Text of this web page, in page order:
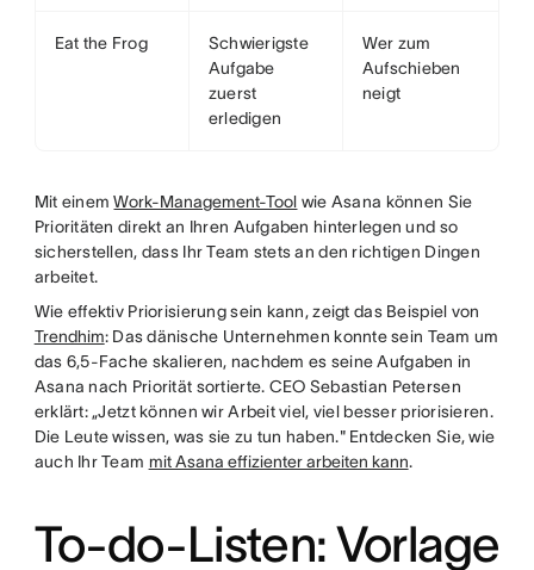
Eat the Frog
Schwierigste
Aufgabe
zuerst
erledigen
Wer zum
Aufschieben
neigt
Mit einemWork-Management-Tool wie Asana können Sie
Prioritäten direkt an Ihren Aufgaben hinterlegen und so
sicherstellen, dass Ihr Team stets an den richtigen Dingen
arbeitet.
Wie effektiv Priorisierung sein kann, zeigt das Beispiel von
Trendhim: Das dänische Unternehmen konnte sein Team um
das 6,5-Fache skalieren, nachdem es seine Aufgaben in
Asana nach Priorität sortierte. CEO Sebastian Petersen
erklärt: „Jetzt können wir Arbeit viel, viel besser priorisieren.
Die Leute wissen, was sie zu tun haben." Entdecken Sie, wie
auch Ihr Team mit Asana effizienter arbeiten kann.
To-do-Listen: Vorlage